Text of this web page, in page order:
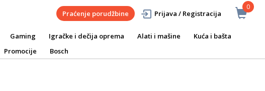
0
Praćenje porudžbine Prijava / Registracija
Gaming Igračke i dečija oprema Alati i mašine
Kuća i bašta
Promocije Bosch